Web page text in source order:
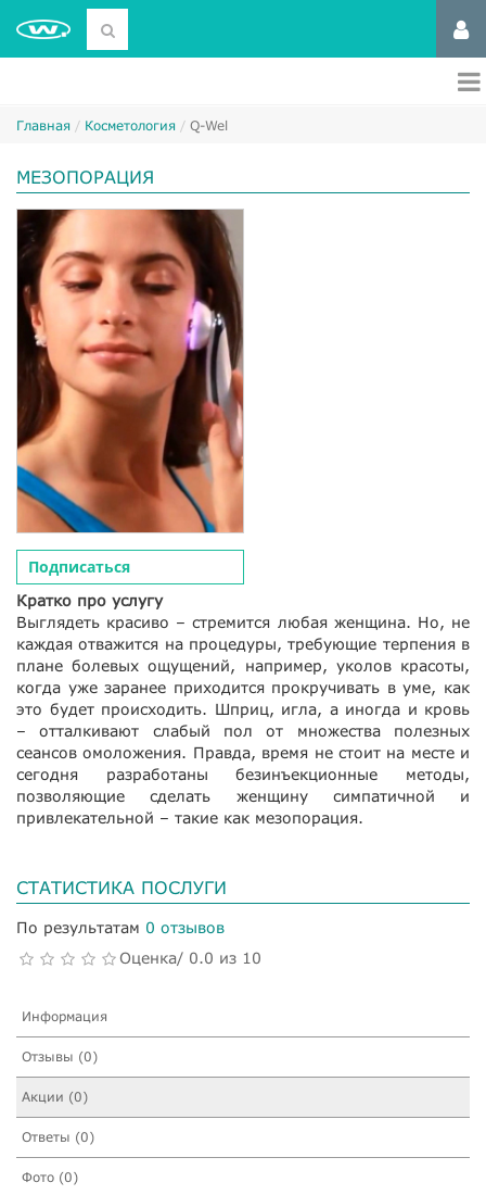
Главная Косметология Q-Wel
МЕЗОПОРАЦИЯ
Подписаться
Кратко про услугу
Выглядеть красиво – стремится любая женщина. Но, не
каждая отважится на процедуры, требующие терпения в
плане болевых ощущений, например, уколов красоты,
когда уже заранее приходится прокручивать в уме, как
это будет происходить. Шприц, игла, а иногда и кровь
– отталкивают слабый пол от множества полезных
сеансов омоложения. Правда, время не стоит на месте и
сегодня разработаны безинъекционные методы,
позволяющие сделать женщину симпатичной и
привлекательной – такие как мезопорация.
СТАТИСТИКА ПОСЛУГИ
По результатам 0 отзывов
Оценка/ 0.0 из 10
Информация
Отзывы (0)
Акции (0)
Ответы (0)
Фото (0)